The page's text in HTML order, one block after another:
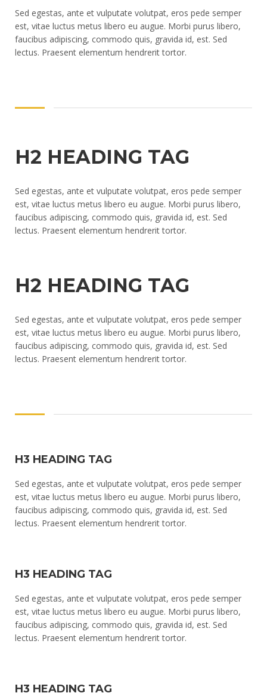
Sed egestas, ante et vulputate volutpat, eros pede semper
est, vitae luctus metus libero eu augue. Morbi purus libero,
faucibus adipiscing, commodo quis, gravida id, est. Sed
lectus. Praesent elementum hendrerit tortor.
H2 HEADING TAG
Sed egestas, ante et vulputate volutpat, eros pede semper
est, vitae luctus metus libero eu augue. Morbi purus libero,
faucibus adipiscing, commodo quis, gravida id, est. Sed
lectus. Praesent elementum hendrerit tortor.
H2 HEADING TAG
Sed egestas, ante et vulputate volutpat, eros pede semper
est, vitae luctus metus libero eu augue. Morbi purus libero,
faucibus adipiscing, commodo quis, gravida id, est. Sed
lectus. Praesent elementum hendrerit tortor.
H3 HEADING TAG
Sed egestas, ante et vulputate volutpat, eros pede semper
est, vitae luctus metus libero eu augue. Morbi purus libero,
faucibus adipiscing, commodo quis, gravida id, est. Sed
lectus. Praesent elementum hendrerit tortor.
H3 HEADING TAG
Sed egestas, ante et vulputate volutpat, eros pede semper
est, vitae luctus metus libero eu augue. Morbi purus libero,
faucibus adipiscing, commodo quis, gravida id, est. Sed
lectus. Praesent elementum hendrerit tortor.
H3 HEADING TAG